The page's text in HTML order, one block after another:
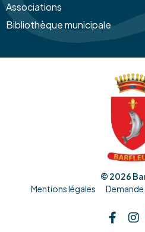
Associations
Bibliothèque municipale
© 2026
Mentions légales
Demande